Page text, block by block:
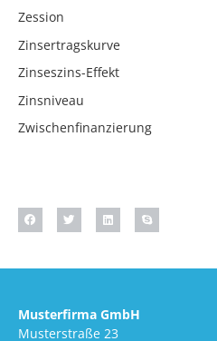
Zession
Zinsertragskurve
Zinseszins-Effekt
Zinsniveau
Zwischenfinanzierung
Musterfirma GmbH
Musterstraße 23